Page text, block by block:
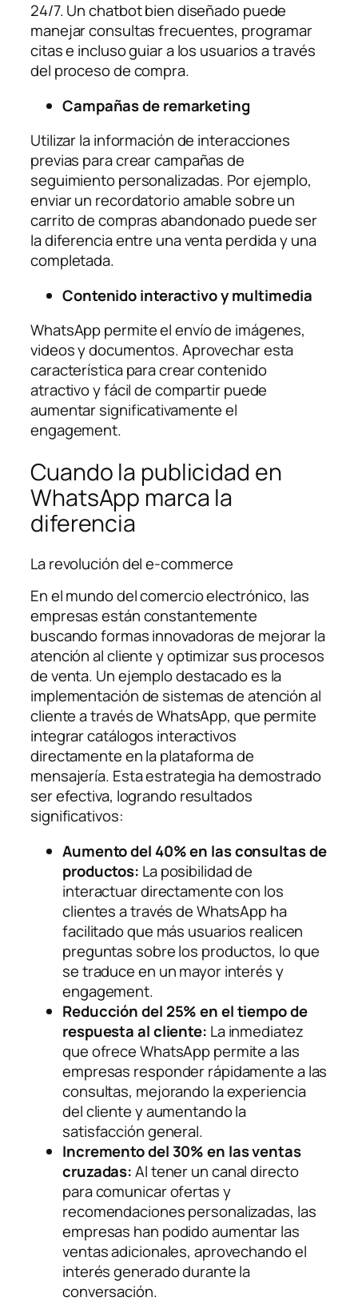
24/7. Un chatbot bien diseñado puede
manejar consultas frecuentes, programar
citas e incluso guiar a los usuarios a través
del proceso de compra.
Campañas de remarketing
Utilizar la información de interacciones
previas para crear campañas de
seguimiento personalizadas. Por ejemplo,
enviar un recordatorio amable sobre un
carrito de compras abandonado puede ser
la diferencia entre una venta perdida y una
completada.
Contenido interactivo y multimedia
WhatsApp permite el envío de imágenes,
videos y documentos. Aprovechar esta
característica para crear contenido
atractivo y fácil de compartir puede
aumentar significativamente el
engagement.
Cuando la publicidad en
WhatsApp marca la
diferencia
La revolución del e-commerce
En el mundo del comercio electrónico, las
empresas están constantemente
buscando formas innovadoras de mejorar la
atención al cliente y optimizar sus procesos
de venta. Un ejemplo destacado es la
implementación de sistemas de atención al
cliente a través de WhatsApp, que permite
integrar catálogos interactivos
directamente en la plataforma de
mensajería. Esta estrategia ha demostrado
ser efectiva, logrando resultados
significativos:
Aumento del 40% en las consultas de
productos: La posibilidad de
interactuar directamente con los
clientes a través de WhatsApp ha
facilitado que más usuarios realicen
preguntas sobre los productos, lo que
se traduce en un mayor interés y
engagement.
Reducción del 25% en el tiempo de
respuesta al cliente: La inmediatez
que ofrece WhatsApp permite a las
empresas responder rápidamente a las
consultas, mejorando la experiencia
del cliente y aumentando la
satisfacción general.
Incremento del 30% en las ventas
cruzadas:Al tener un canal directo
para comunicar ofertas y
recomendaciones personalizadas, las
empresas han podido aumentar las
ventas adicionales, aprovechando el
interés generado durante la
conversación.